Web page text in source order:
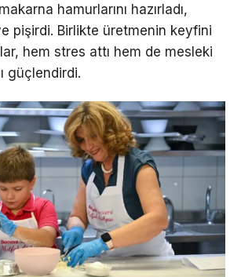
hamurlarını hazırladı,
pişirdi. Birlikte üretmenin keyfini
hem stres attı hem de mesleki
güçlendirdi.